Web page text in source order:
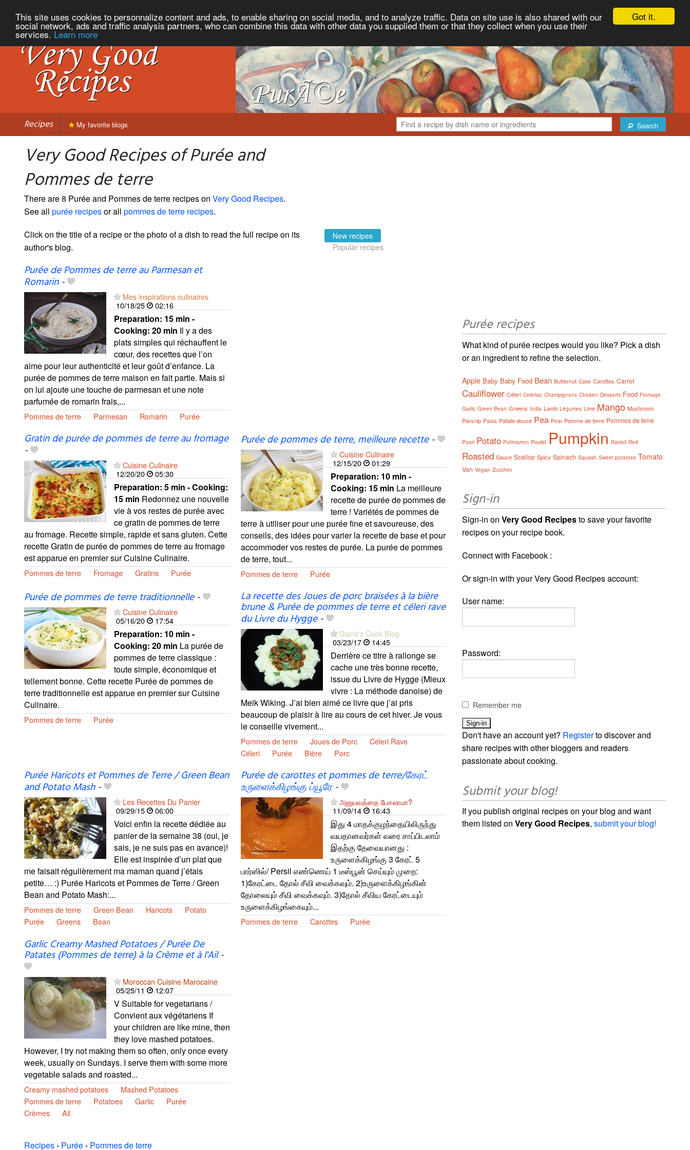
Got it.
This site uses cookies to personnalize content and ads, to enable sharing on social media, and to analyze traffic. Data on site use is also shared with our
social network, ads and traffic analysis partners, who can combine this data with other data you supplied them or that they collect when you use their
services. Learn more
Recipes Search
My favorite blogs
Very Good Recipes of Purée and
Pommes de terre
There are 8 Purée and Pommes de terre recipes on Very Good Recipes.
See all purée recipesor all pommes de terre recipes.
Click on the title of a recipe or the photo of a dish to read the full recipe on its
author's blog.
New recipes
Popular recipes
Purée de Pommes de terre au Parmesan et
Romarin-
Mes inspirations culinaires
10/18/25
02:16
Preparation: 15 min -
Cooking: 20 min Il y a des
plats simples qui réchauffent le
cœur, des recettes que l’on
aime pour leur authenticité et leur goût d’enfance. La
purée de pommes de terre maison en fait partie. Mais si
on lui ajoute une touche de parmesan et une note
parfumée de romarin frais,...
Pommes de terre Parmesan Romarin Purée
Gratin de purée de pommes de terre au fromage
-
Cuisine Culinaire
12/20/20
05:30
Preparation: 5 min - Cooking:
15 min Redonnez une nouvelle
vie à vos restes de purée avec
ce gratin de pommes de terre
au fromage. Recette simple, rapide et sans gluten. Cette
recette Gratin de purée de pommes de terre au fromage
est apparue en premier sur Cuisine Culinaire.
Pommes de terre Fromage Gratins Purée
Purée de pommes de terre, meilleure recette-
Cuisine Culinaire
12/15/20
01:29
Preparation: 10 min -
Cooking: 15 min La meilleure
recette de purée de pommes de
terre ! Variétés de pommes de
terre à utiliser pour une purée fine et savoureuse, des
conseils, des idées pour varier la recette de base et pour
accommoder vos restes de purée. La purée de pommes
de terre, tout...
Pommes de terre Purée
Purée de pommes de terre traditionnelle-
Cuisine Culinaire
05/16/20
17:54
Preparation: 10 min -
Cooking: 20 min La purée de
pommes de terre classique :
toute simple, économique et
tellement bonne. Cette recette Purée de pommes de
terre traditionnelle est apparue en premier sur Cuisine
Culinaire.
Pommes de terre Purée
La recette des Joues de porc braisées à la bière
brune & Purée de pommes de terre et céleri rave
du Livre du Hygge-
Diana's Cook Blog
03/23/17
14:45
Derrière ce titre à rallonge se
cache une très bonne recette,
issue du Livre de Hygge (Mieux
vivre : La méthode danoise) de
Meik Wiking. J’ai bien aimé ce livre que j’ai pris
beaucoup de plaisir à lire au cours de cet hiver. Je vous
le conseille vivement...
Pommes de terre Joues de Porc
Céleri Rave
Céleri
Purée Bière Porc
Purée Haricots et Pommes de Terre / Green Bean
and Potato Mash-
Les Recettes Du Panier
09/29/15
06:00
Voici enfin la recette dédiée au
panier de la semaine 38 (oui, je
sais, je ne suis pas en avance)!
Elle est inspirée d’un plat que
me faisait régulièrement ma maman quand j’étais
petite… :) Purée Haricots et Pommes de Terre / Green
Bean and Potato Mash:...
Pommes de terre Green Bean Haricots
Potato
Purée
Greens Bean
Purée de carottes et pommes de terre/கேரட்
உருளைக்கிழங்கு ப்யூரே-
அனுபவத்தை பேசலாமா?
11/09/14
16:43
இது 4 மாதக்குழந்தையிலிருந்து
வயதானவர்கள் வரை சாப்பிடலாம்
இதற்கு தேவையானது :
உருளைக்கிழங்கு 3 கேரட் 5
பார்ஸில்/ Persil எண்ணெய் 1 டீஸ்பூன் செய்யும் முறை:
1)கேரட்டை தோல் சீவி வைக்கவும். 2)உருளைக்கிழங்கின்
தோலையும் சீவி வைக்கவும். 3)தோல் சீவிய கேரட்டையும்
உருளைக்கிழங்கையும்...
Pommes de terre Carottes Purée
Garlic Creamy Mashed Potatoes / Purée De
Patates (Pommes de terre) à la Crème et à l'Ail-
Moroccan Cuisine Marocaine
05/25/11
12:07
V Suitable for vegetarians /
Convient aux végétariens If
your children are like mine, then
they love mashed potatoes.
However, I try not making them so often, only once every
week, usually on Sundays. I serve them with some more
vegetable salads and roasted...
Creamy mashed potatoes
Mashed Potatoes
Pommes de terre
Potatoes Garlic
Purée
Crèmes
Ail
Recipes › Purée › Pommes de terre
Purée recipes
What kind of purée recipes would you like? Pick a dish
or an ingredient to refine the selection.
Apple Baby Baby Food Bean Butternut Cake Carottes Carrot
Cauliflower Céleri Celeriac Champignons Chicken Desserts Food Fromage
Garlic Green Bean Greens India Lamb Légumes Lime Mango Mushroom
Parsnip Pasta Patate douce Pea Pear Pomme de terre Pommes de terre
Poori Potato Potimarron Poulet Pumpkin Ravioli Red
Roasted Sauce Scallop Spicy Spinach Squash Sweet potatoes Tomato
Van Vegan Zucchini
Sign-in
Sign-in onVery Good Recipesto save your favorite
recipes on your recipe book.
Connect with Facebook :
Or sign-in with your Very Good Recipes account:
User name:
Password:
Remember me
Don't have an account yet? Registerto discover and
share recipes with other bloggers and readers
passionate about cooking.
Submit your blog!
If you publish original recipes on your blog and want
them listed onVery Good Recipes,submit your blog!